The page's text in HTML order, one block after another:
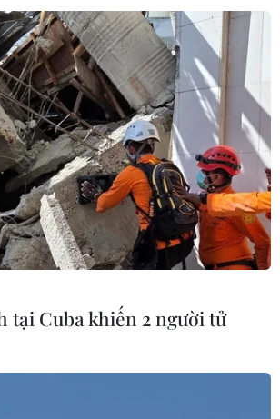
tại Cuba khiến 2 người tử